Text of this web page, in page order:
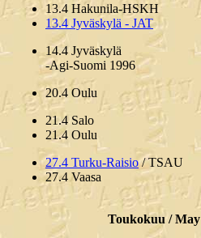
13.4 Hakunila-HSKH
13.4 Jyväskylä - JAT
14.4 Jyväskylä
-Agi-Suomi 1996
20.4 Oulu
21.4 Salo
21.4 Oulu
27.4 Turku-Raisio/ TSAU
27.4 Vaasa
Toukokuu / May